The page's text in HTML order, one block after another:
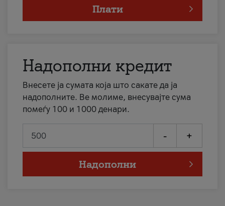
Плати
Надополни кредит
Внесете ја сумата која што сакате да ја
надополните. Ве молиме, внесувајте сума
помеѓу 100 и 1000 денари.
- +
Надополни